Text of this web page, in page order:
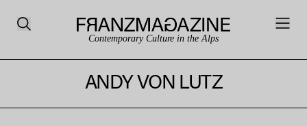
Contemporary Culture in the Alps
ANDY VON LUTZ